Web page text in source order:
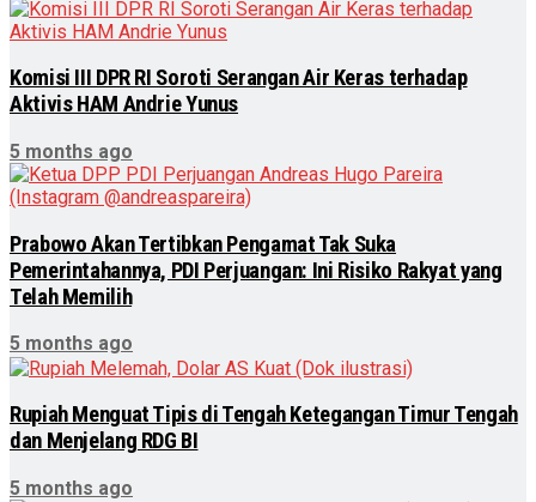
Komisi III DPR RI Soroti Serangan Air Keras terhadap
Aktivis HAM Andrie Yunus
5 months ago
Prabowo Akan Tertibkan Pengamat Tak Suka
Pemerintahannya, PDI Perjuangan: Ini Risiko Rakyat yang
Telah Memilih
5 months ago
Rupiah Menguat Tipis di Tengah Ketegangan Timur Tengah
dan Menjelang RDG BI
5 months ago